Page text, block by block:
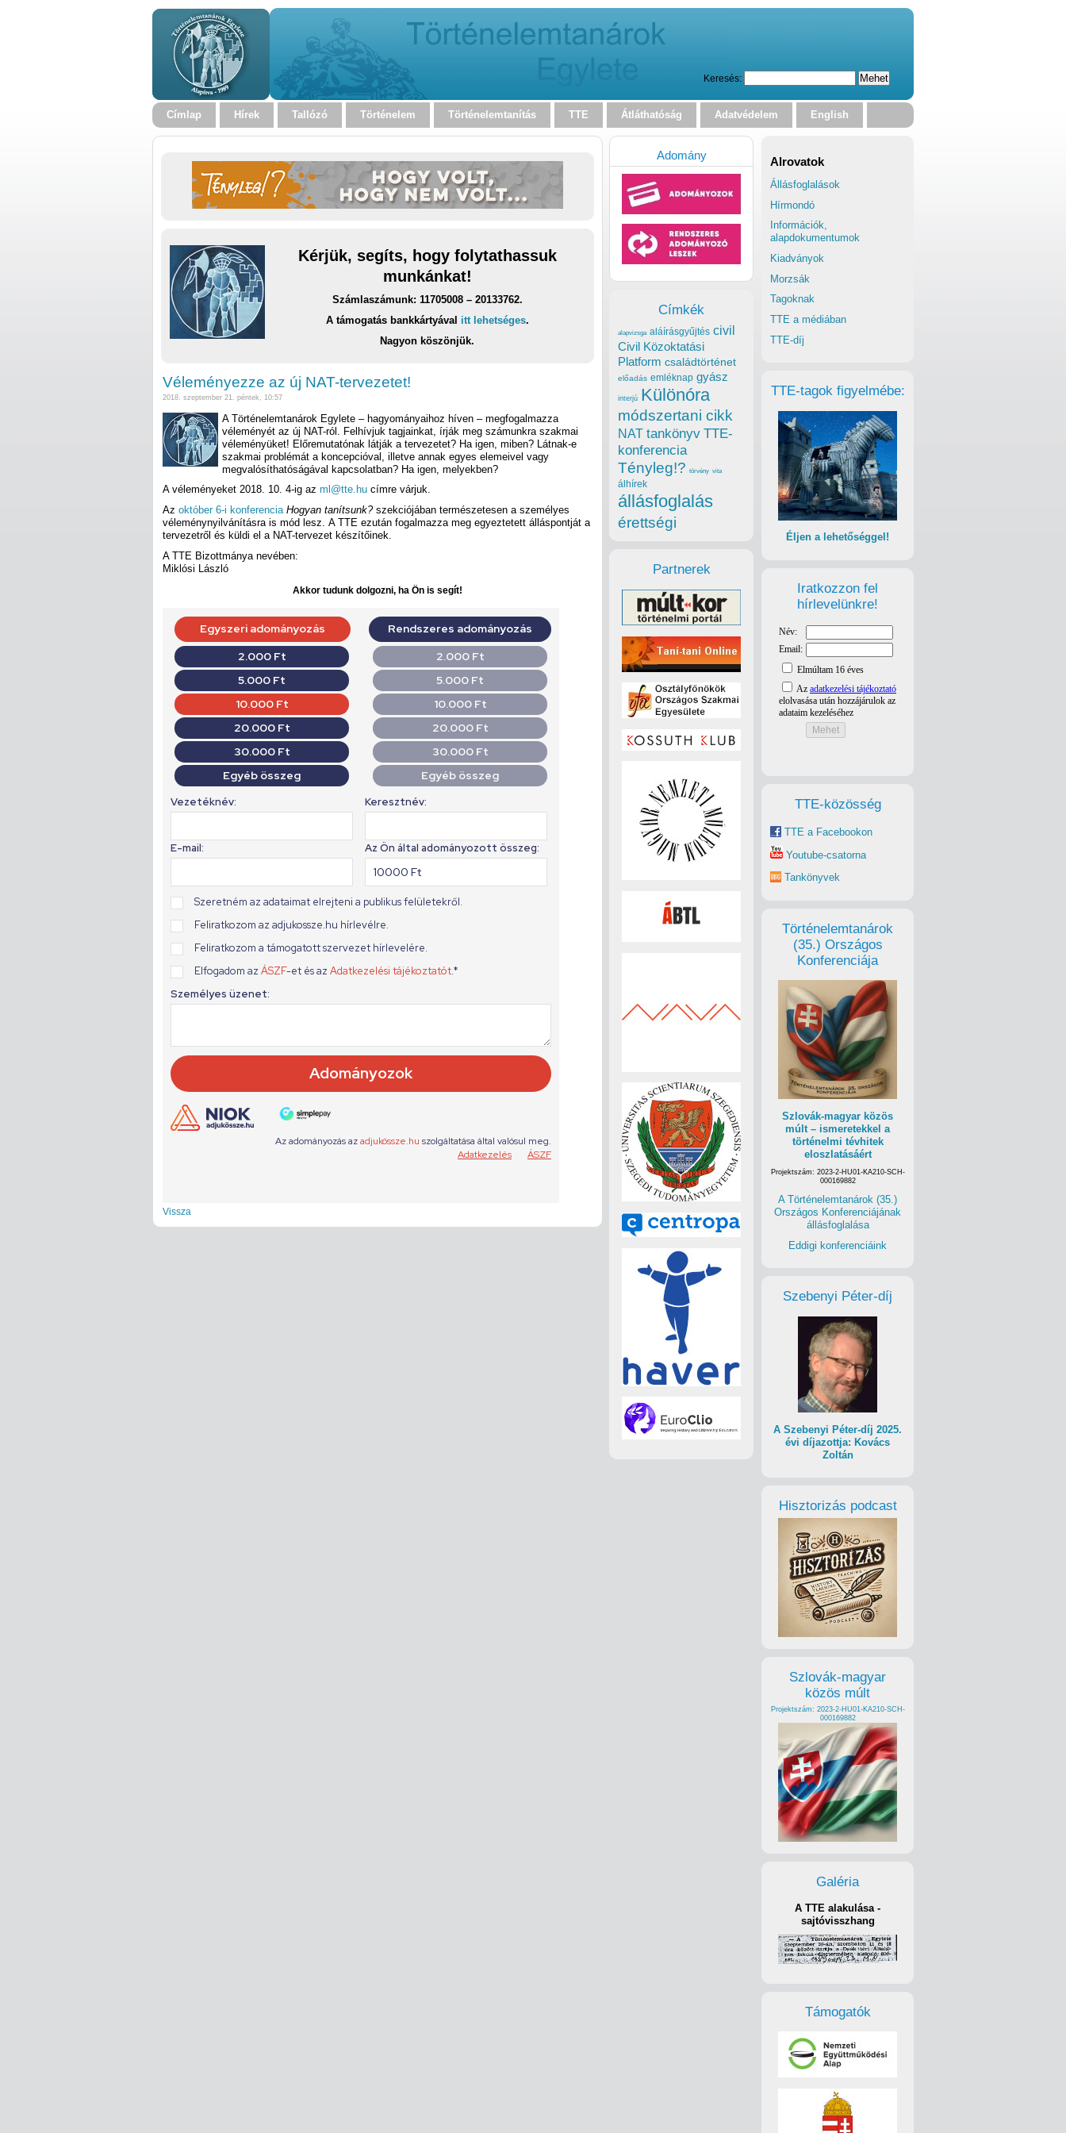
Keresés:
Címlap Hírek Tallózó Történelem Történelemtanítás TTE Átláthatóság Adatvédelem English
Kérjük, segíts, hogy folytathassuk
munkánkat!
Számlaszámunk: 11705008 – 20133762.
A támogatás bankkártyával itt lehetséges.
Nagyon köszönjük.
Véleményezze az új NAT-tervezetet!
2018. szeptember 21. péntek, 10:57
A Történelemtanárok Egylete – hagyományaihoz híven – megfogalmazza
véleményét az új NAT-ról. Felhívjuk tagjainkat, írják meg számunkra szakmai
véleményüket! Előremutatónak látják a tervezetet? Ha igen, miben? Látnak-e
szakmai problémát a koncepcióval, illetve annak egyes elemeivel vagy
megvalósíthatóságával kapcsolatban? Ha igen, melyekben?
A véleményeket 2018. 10. 4-ig az ml@tte.hu címre várjuk.
Az október 6-i konferencia Hogyan tanítsunk?szekciójában természetesen a személyes
véleménynyilvánításra is mód lesz. A TTE ezután fogalmazza meg egyeztetett álláspontját a
tervezetről és küldi el a NAT-tervezet készítőinek.
A TTE Bizottmánya nevében:
Miklósi László
Akkor tudunk dolgozni, ha Ön is segít!
Vissza
Alrovatok
Állásfoglalások
Hírmondó
Információk,
alapdokumentumok
Kiadványok
Morzsák
Tagoknak
TTE a médiában
TTE-díj
TTE-tagok figyelmébe:
Éljen a lehetőséggel!
Iratkozzon fel
hírlevelünkre!
TTE-közösség
TTE a Facebookon
Youtube-csatorna
Tankönyvek
Történelemtanárok
(35.) Országos
Konferenciája
Szlovák-magyar közös
múlt – ismeretekkel a
történelmi tévhitek
eloszlatásáért
Projektszám: 2023-2-HU01-KA210-SCH-
000169882
A Történelemtanárok (35.)
Országos Konferenciájának
állásfoglalása
Eddigi konferenciáink
Szebenyi Péter-díj
A Szebenyi Péter-díj 2025.
évi díjazottja: Kovács
Zoltán
Hisztorizás podcast
Szlovák-magyar
közös múlt
Projektszám: 2023-2-HU01-KA210-SCH-
000169882
Galéria
A TTE alakulása -
sajtóvisszhang
Támogatók
Adomány
Címkék
alapvizsga aláírásgyűjtés civil
Civil Közoktatási
Platform családtörténet
előadás emléknap gyász
interjú Különóra
módszertani cikk
NAT tankönyv TTE-
konferencia
Tényleg!? törvény vita
álhírek
állásfoglalás
érettségi
Partnerek